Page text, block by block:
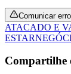
Comunicar
ATACADO E
ESTAR
Compartilhe